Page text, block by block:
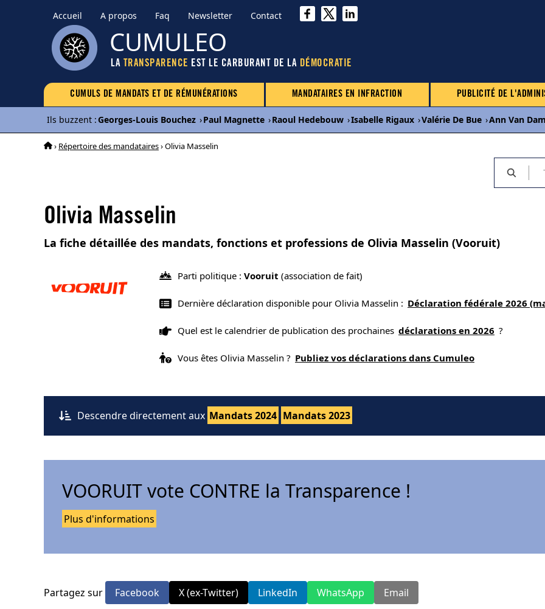
Accueil A propos Faq Newsletter Contact
CUMULEO
LA TRANSPARENCE EST LE CARBURANT DE LA DÉMOCRATIE
CUMULS DE MANDATS ET DE RÉMUNÉRATIONS MANDATAIRES EN INFRACTION PUBLICITÉ DE
Ils buzzent :Georges-Louis Bouchez ›Paul Magnette ›Raoul Hedebouw ›Isabelle Rigaux ›Valérie De Bue ›Ann Van
› Répertoire des mandataires› Olivia Masselin
Olivia Masselin
La fiche détaillée des mandats, fonctions et professions de Olivia Masselin (Vooruit)
Parti politique : Vooruit (association de fait)
Dernière déclaration disponible pour Olivia Masselin : Déclaration fédérale 2026
Quel est le calendrier de publication des prochaines déclarations en 2026 ?
Vous êtes Olivia Masselin ? Publiez vos déclarations dans Cumuleo
Descendre directement aux Mandats 2024 Mandats 2023
VOORUIT vote CONTRE la Transparence !
Plus d'informations
Partagez sur Facebook X (ex-Twitter) LinkedIn WhatsApp Email